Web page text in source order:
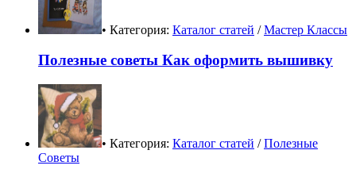
• Категория: Каталог статей /Мастер Классы
Полезные советы Как оформить вышивку
• Категория: Каталог статей /Полезные
Советы